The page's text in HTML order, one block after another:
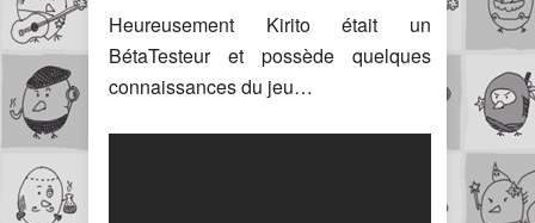
Heureusement Kirito était un
BétaTesteur et possède quelques
connaissances du jeu…